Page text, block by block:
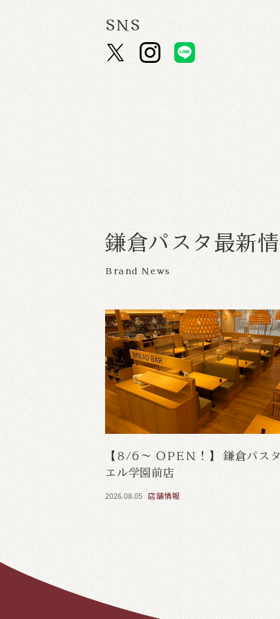
SNS
鎌倉パ ス タ 最新情
Brand News
【8/6～ OPEN！】 鎌倉パス
エル学園前店
2026.08.05 店舗情報